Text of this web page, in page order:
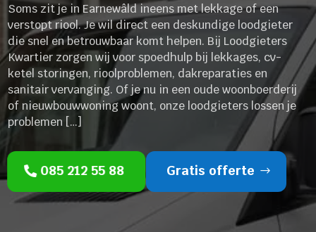
Soms zit je in Earnewâld ineens met lekkage of een
verstopt riool. Je wil direct een deskundige loodgieter
die snel en betrouwbaar komt helpen. Bij Loodgieters
Kwartier zorgen wij voor spoedhulp bij lekkages, cv-
ketel storingen, rioolproblemen, dakreparaties en
sanitair vervanging. Of je nu in een oude woonboerderij
of nieuwbouwwoning woont, onze loodgieters lossen je
problemen […]
085 212 55 88 Gratis offerte